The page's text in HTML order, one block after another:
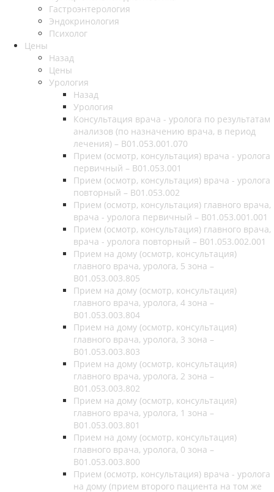
Гастроэнтерология
Эндокринология
Психолог
Цены
Назад
Цены
Урология
Назад
Урология
Консультация врача - уролога по результатам
анализов (по назначению врача, в период
лечения) – B01.053.001.070
Прием (осмотр, консультация) врача - уролога
первичный – B01.053.001
Прием (осмотр, консультация) врача - уролога
повторный – B01.053.002
Прием (осмотр, консультация) главного врача,
врача - уролога первичный – B01.053.001.001
Прием (осмотр, консультация) главного врача,
врача - уролога повторный – B01.053.002.001
Прием на дому (осмотр, консультация)
главного врача, уролога, 5 зона –
B01.053.003.805
Прием на дому (осмотр, консультация)
главного врача, уролога, 4 зона –
B01.053.003.804
Прием на дому (осмотр, консультация)
главного врача, уролога, 3 зона –
B01.053.003.803
Прием на дому (осмотр, консультация)
главного врача, уролога, 2 зона –
B01.053.003.802
Прием на дому (осмотр, консультация)
главного врача, уролога, 1 зона –
B01.053.003.801
Прием на дому (осмотр, консультация)
главного врача, уролога, 0 зона –
B01.053.003.800
Прием (осмотр, консультация) врача - уролога
на дому (прием второго пациента на том же